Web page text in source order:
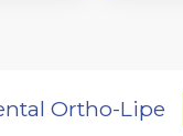
Ortho-Lipe